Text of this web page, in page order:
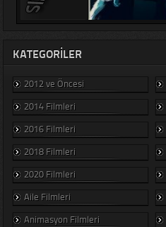
KATEGORILER
2012 ve Öncesi
2014 Filmleri
2016 Filmleri
2018 Filmleri
2020 Filmleri
Aile Filmleri
Animasyon Filmleri